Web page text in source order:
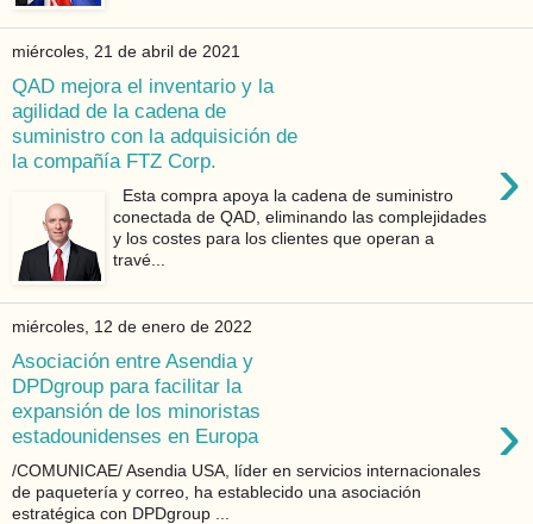
miércoles, 21 de abril de 2021
QAD mejora el inventario y la
agilidad de la cadena de
suministro con la adquisición de
la compañía FTZ Corp.
›
Esta compra apoya la cadena de suministro
conectada de QAD, eliminando las complejidades
y los costes para los clientes que operan a
travé...
miércoles, 12 de enero de 2022
Asociación entre Asendia y
DPDgroup para facilitar la
expansión de los minoristas
estadounidenses en Europa
›
/COMUNICAE/ Asendia USA, líder en servicios internacionales
de paquetería y correo, ha establecido una asociación
estratégica con DPDgroup ...